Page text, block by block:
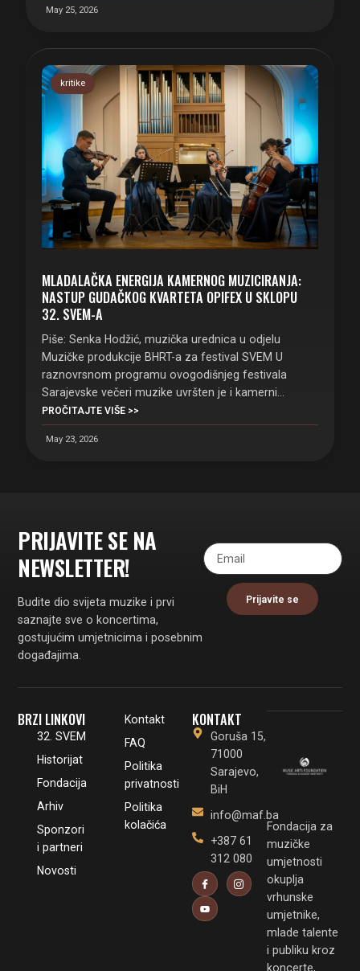
May 25, 2026
kritike
MLADALAČKA ENERGIJA KAMERNOG MUZICIRANJA:
NASTUP GUDAČKOG KVARTETA OPIFEX U SKLOPU
32. SVEM-A
Piše: Senka Hodžić, muzička urednica u odjelu
Muzičke produkcije BHRT-a za festival SVEM U
raznovrsnom programu ovogodišnjeg festivala
Sarajevske večeri muzike uvršten je i kamerni…
May 23, 2026
PROČITAJTE VIŠE >>
PRIJAVITE SE NA
NEWSLETTER!
Budite dio svijeta muzike i prvi
saznajte sve o koncertima,
gostujućim umjetnicima i posebnim
događajima.
Prijavite se
Fondacija za
muzičke
umjetnosti
okuplja
vrhunske
umjetnike,
mlade talente
i publiku kroz
koncerte,
BRZI LINKOVI
32. SVEM
Historijat
Fondacija
Arhiv
Sponzori
i partneri
Novosti
Kontakt
FAQ
Politika
privatnosti
Politika
kolačića
KONTAKT
Goruša 15,
71000
Sarajevo,
BiH
info@maf.ba
+387 61
312 080